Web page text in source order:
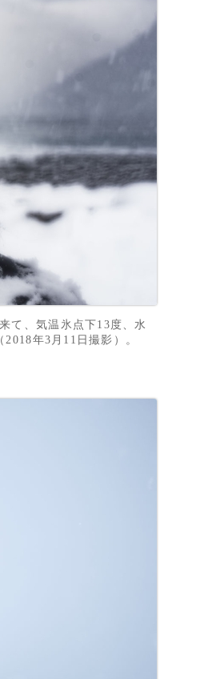
て、気温氷点下13度、水
年3月11日撮影）。